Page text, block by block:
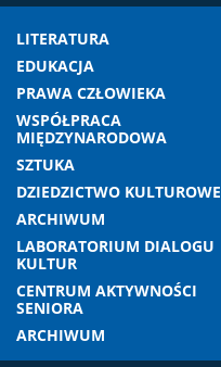
LITERATURA
EDUKACJA
PRAWA CZŁOWIEKA
WSPÓŁPRACA
MIĘDZYNARODOWA
SZTUKA
DZIEDZICTWO KULTUROWE
ARCHIWUM
LABORATORIUM DIALOGU
KULTUR
CENTRUM AKTYWNOŚCI
SENIORA
ARCHIWUM